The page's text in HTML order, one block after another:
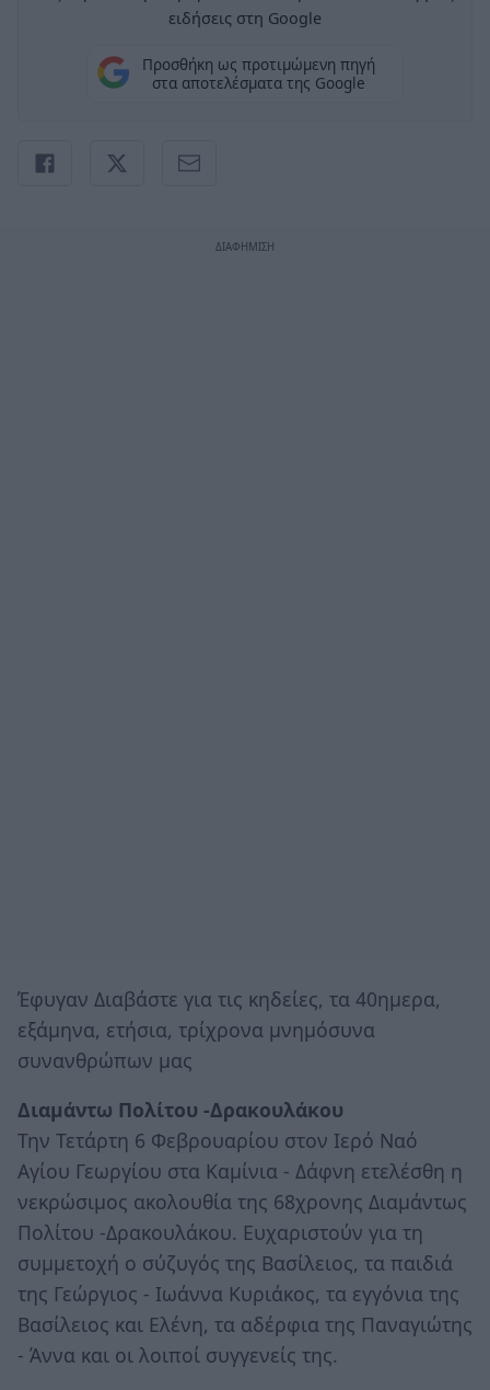
ειδήσεις στη Google
Προσθήκη ως προτιμώμενη πηγή
στα αποτελέσματα της Google
Έφυγαν Διαβάστε για τις κηδείες, τα 40ημερα,
εξάμηνα, ετήσια, τρίχρονα μνημόσυνα
συνανθρώπων μας
Διαμάντω Πολίτου -Δρακουλάκου
Την Τετάρτη 6 Φεβρουαρίου στον Ιερό Ναό
Αγίου Γεωργίου στα Καμίνια - Δάφνη ετελέσθη η
νεκρώσιμος ακολουθία της 68χρονης Διαμάντως
Πολίτου -Δρακουλάκου. Ευχαριστούν για τη
συμμετοχή ο σύζυγός της Βασίλειος, τα παιδιά
της Γεώργιος - Ιωάννα Κυριάκος, τα εγγόνια της
Βασίλειος και Ελένη, τα αδέρφια της Παναγιώτης
- Άννα και οι λοιποί συγγενείς της.